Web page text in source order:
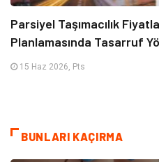
Parsiyel Taşımacılık
Planlamasında Tasarruf
15 Haz 2026, Pts
BUNLARI KAÇIRMA